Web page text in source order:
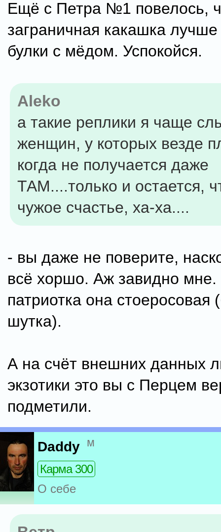
Ещё с Петра №1 повелось,
заграничная какашка
булки с мёдом. Успокойся.
Aleko
а такие реплики я чаще
женщин, у которых везде
когда не получается даже
ТАМ....только и остается,
чужое счастье, ха-ха....
- вы даже не поверите,
всё хоршо. Аж завидно мне.
патриотка она стоеросовая
шутка).
А на счёт внешних данных
экзотики это вы с Перцем
подметили.
Daddy м
Карма 300
О себе